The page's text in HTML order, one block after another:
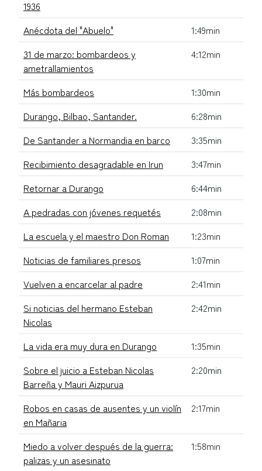
1936
Anécdota del "Abuelo"
1:49min
31 de marzo: bombardeos y
ametrallamientos
4:12min
Más bombardeos
1:30min
Durango, Bilbao, Santander.
6:28min
De Santander a Normandia en barco
3:35min
Recibimiento desagradable en Irun
3:47min
Retornar a Durango
6:44min
A pedradas con jóvenes requetés
2:08min
La escuela y el maestro Don Roman
1:23min
Noticias de familiares presos
1:07min
Vuelven a encarcelar al padre
2:41min
Si noticias del hermano Esteban
Nicolas
2:42min
La vida era muy dura en Durango
1:35min
Sobre el juicio a Esteban Nicolas
Barreña y Mauri Aizpurua
2:20min
Robos en casas de ausentes y un violín
en Mañaria
2:17min
Miedo a volver después de la guerra:
palizas y un asesinato
1:58min